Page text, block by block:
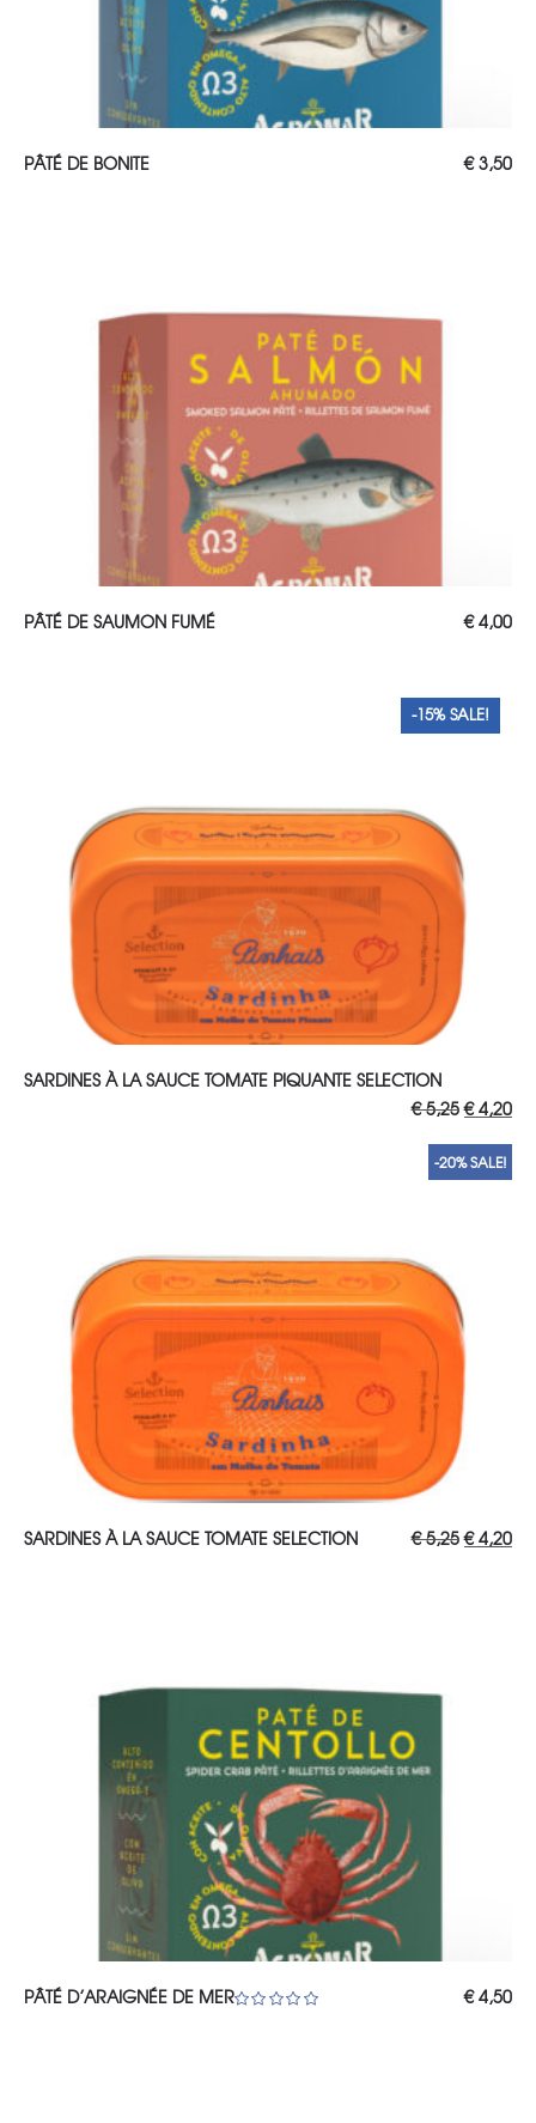
AJOUTER AU PANIER
PÂTÉ DE BONITE €3,50
AJOUTER AU PANIER
PÂTÉ DE SAUMON FUMÉ €4,00
-15% SALE!
-15% SALE!
AJOUTER AU PANIER
SARDINES À LA SAUCE TOMATE PIQUANTE SELECTION
€5,25Le
prix
était :
€ 5,25.
€4,20Le
-20% SALE!
AJOUTER AU PANIER
SARDINES À LA SAUCE TOMATE SELECTION €5,25Le
prix
€4,20Le
AJOUTER AU PANIER
PÂTÉ D’ARAIGNÉE DE MER €4,50